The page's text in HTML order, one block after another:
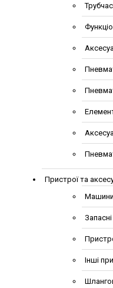
Пристрої та
Машини
Інші